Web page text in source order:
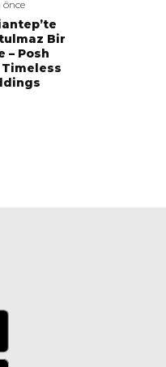
Bir
– Posh